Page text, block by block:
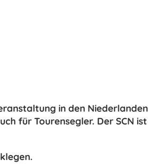
in den
für Tourensegler. Der SCN